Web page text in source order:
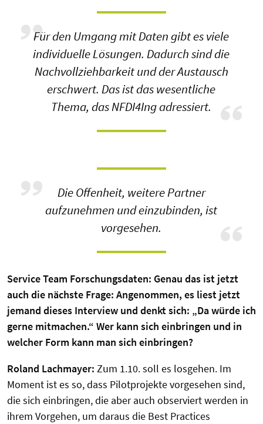
Für den Umgang mit Daten gibt es viele
individuelle Lösungen. Dadurch sind die
Nachvollziehbarkeit und der Austausch
erschwert. Das ist das wesentliche
Thema, das NFDI4Ing adressiert.
Die Offenheit, weitere Partner
aufzunehmen und einzubinden, ist
vorgesehen.
Service Team Forschungsdaten: Genau das ist jetzt
auch die nächste Frage: Angenommen, es liest jetzt
jemand dieses Interview und denkt sich: „Da würde ich
gerne mitmachen.“ Wer kann sich einbringen und in
welcher Form kann man sich einbringen?
Roland Lachmayer: Zum 1.10. soll es losgehen. Im
Moment ist es so, dass Pilotprojekte vorgesehen sind,
die sich einbringen, die aber auch observiert werden in
ihrem Vorgehen, um daraus die Best Practices